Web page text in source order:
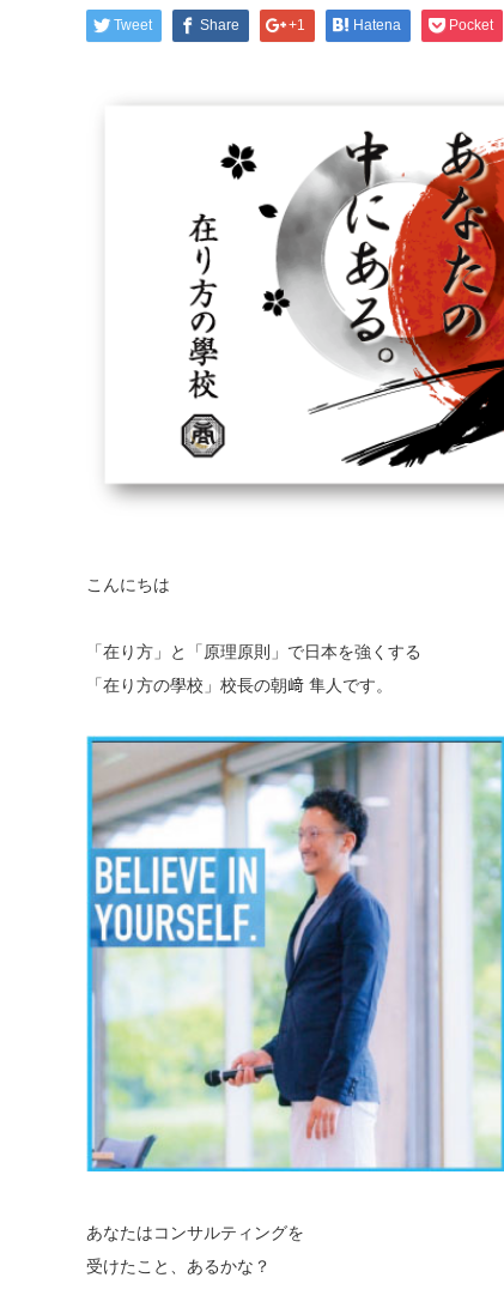
Tweet Share +1 Hatena Pocket
こんにちは
「在り方」と「原理原則」で日本を強くする
「在り方の學校」校長の朝﨑 隼人です。
あなたはコンサルティングを
受けたこと、あるかな？